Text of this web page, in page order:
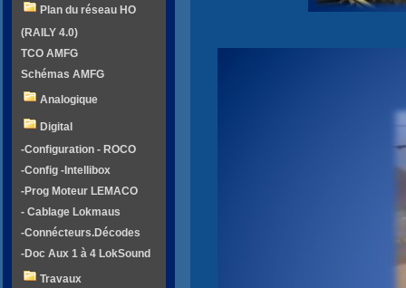
Plan du réseau HO
(RAILY 4.0)
TCO AMFG
Schémas AMFG
Analogique
Digital
-Configuration - ROCO
-Config -Intellibox
-Prog Moteur LEMACO
- Cablage Lokmaus
-Connécteurs.Décodes
-Doc Aux 1 à 4 LokSound
Travaux